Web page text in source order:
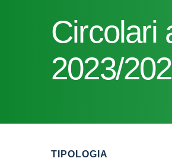
Circolari
2023/
TIPOLOGIA